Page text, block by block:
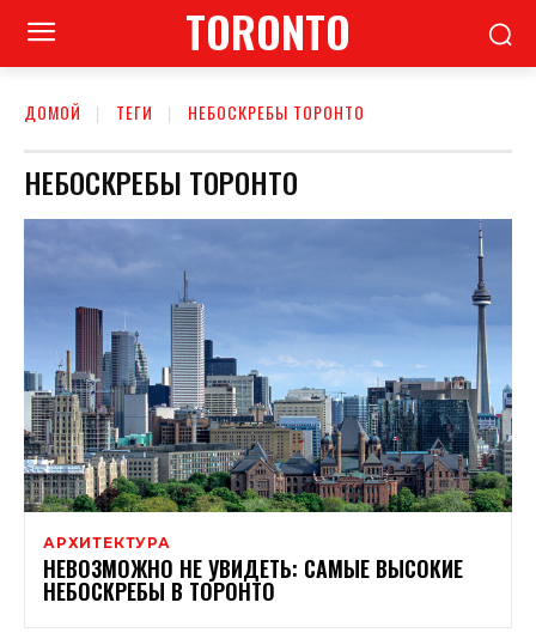
TORONTO
ДОМОЙ ТЕГИ НЕБОСКРЕБЫ ТОРОНТО
НЕБОСКРЕБЫ ТОРОНТО
АРХИТЕКТУРА
НЕВОЗМОЖНО НЕ УВИДЕТЬ: САМЫЕ ВЫСОКИЕ
НЕБОСКРЕБЫ В ТОРОНТО